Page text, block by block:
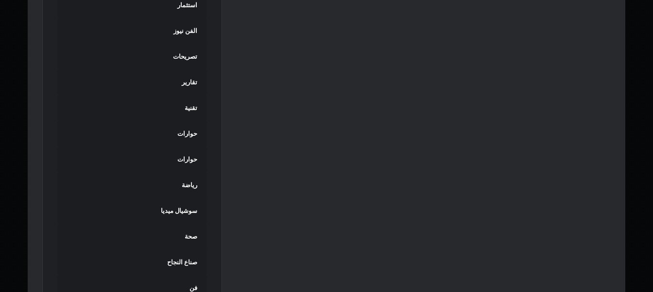
استثمار
الفن نيوز
تصريحات
تقارير
تقنية
حوارات
حوارات
رياضة
سوشيال ميديا
صحة
صناع النجاح
فن